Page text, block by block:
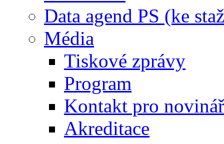
Data agend PS (ke
Média
Tiskové zprávy
Program
Kontakt pro
Akreditace